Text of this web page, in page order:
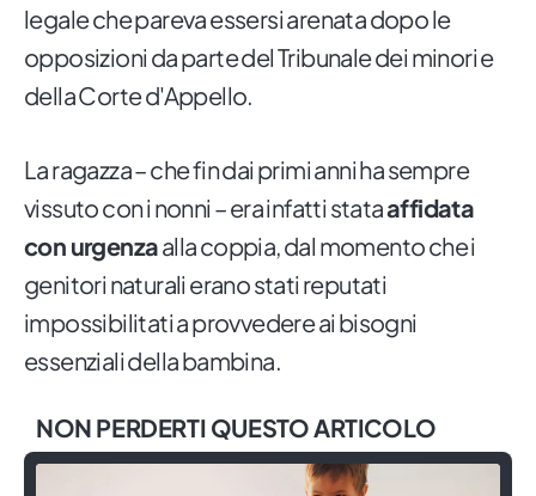
legale che pareva essersi arenata dopo le
opposizioni da parte del Tribunale dei minori e
della Corte d'Appello.
La ragazza – che fin dai primi anni ha sempre
vissuto con i nonni – era infatti stataaffidata
con urgenzaalla coppia, dal momento che i
genitori naturali erano stati reputati
impossibilitati a provvedere ai bisogni
essenziali della bambina.
NON PERDERTI QUESTO ARTICOLO